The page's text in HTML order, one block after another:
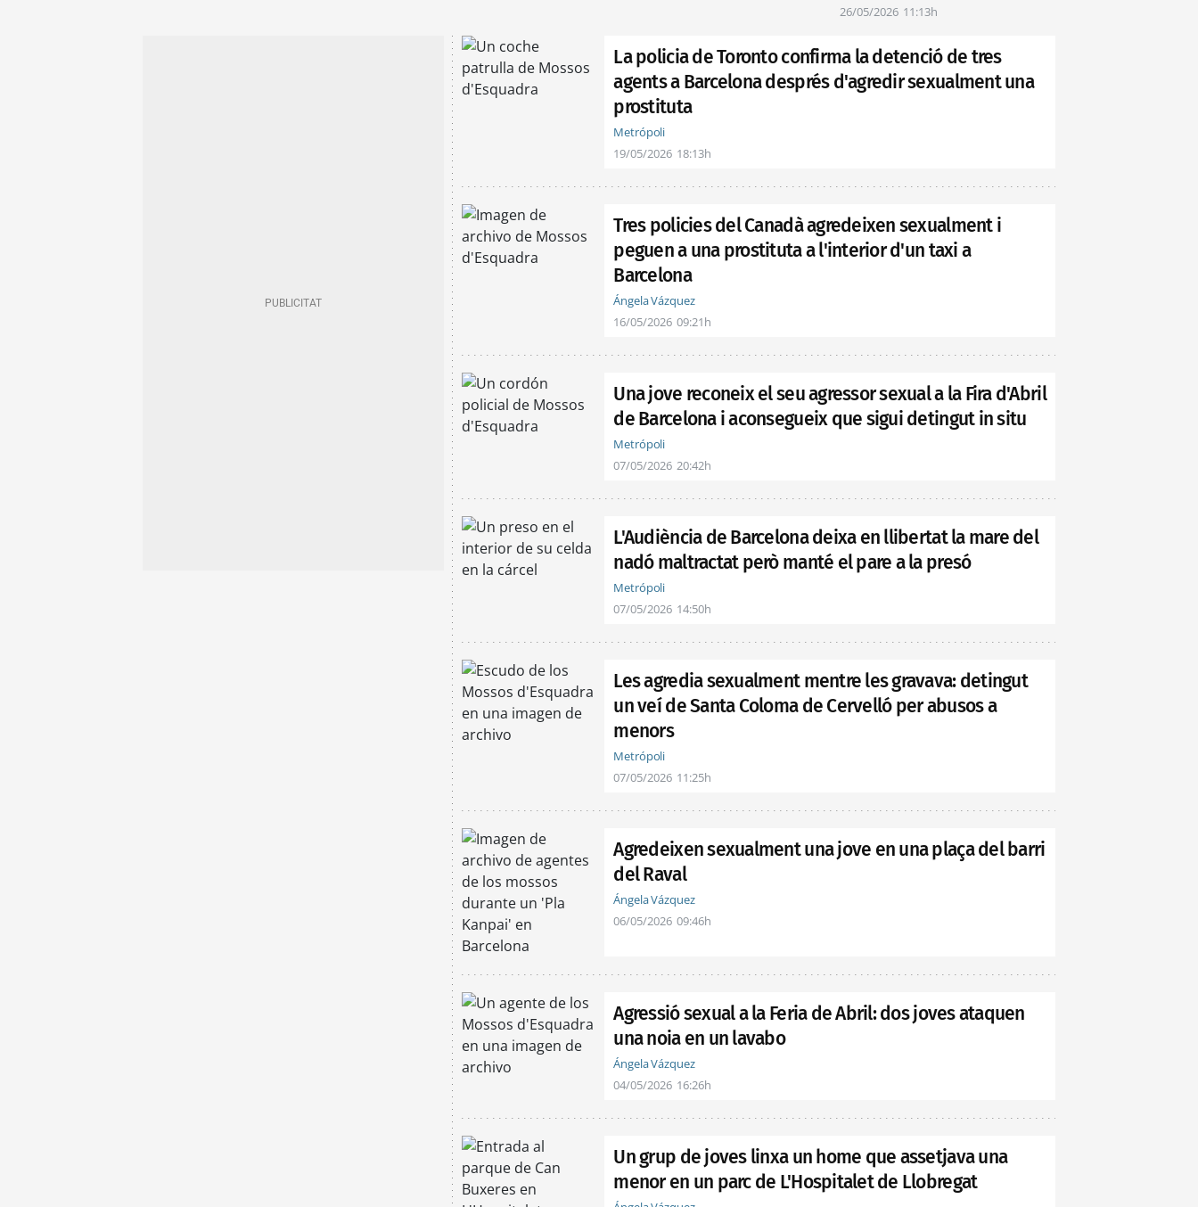
26/05/2026 11:13h
La policia de Toronto confirma la detenció de tres
agents a Barcelona després d'agredir sexualment una
prostituta
Metrópoli
19/05/2026 18:13h
Tres policies del Canadà agredeixen sexualment i
peguen a una prostituta a l'interior d'un taxi a
Barcelona
Ángela Vázquez
16/05/2026 09:21h
Una jove reconeix el seu agressor sexual a la Fira d'Abril
de Barcelona i aconsegueix que sigui detingut in situ
Metrópoli
07/05/2026 20:42h
L'Audiència de Barcelona deixa en llibertat la mare del
nadó maltractat però manté el pare a la presó
Metrópoli
07/05/2026 14:50h
Les agredia sexualment mentre les gravava: detingut
un veí de Santa Coloma de Cervelló per abusos a
menors
Metrópoli
07/05/2026 11:25h
Agredeixen sexualment una jove en una plaça del barri
del Raval
Ángela Vázquez
06/05/2026 09:46h
Agressió sexual a la Feria de Abril: dos joves ataquen
una noia en un lavabo
Ángela Vázquez
04/05/2026 16:26h
Un grup de joves linxa un home que assetjava una
menor en un parc de L'Hospitalet de Llobregat